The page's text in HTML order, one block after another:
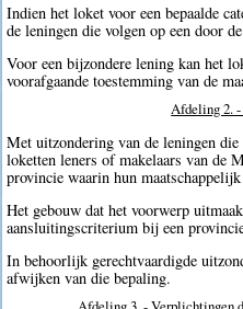
Indien het loket voor een bepaalde
de leningen die volgen op een door
Voor een bijzondere lening kan het
voorafgaande toestemming van de
Afdeling 2.
Met uitzondering van de leningen
loketten leners of makelaars van de
provincie waarin hun
Het gebouw dat het voorwerp
aansluitingscriterium bij een
In behoorlijk gerechtvaardigde
afwijken van die bepaling.